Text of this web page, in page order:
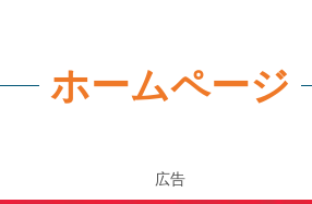
ホームページ
広告